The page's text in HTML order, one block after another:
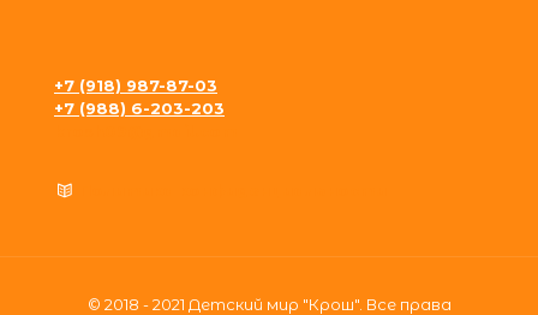
+7 (918) 987-87-03
+7 (988) 6-203-203
© 2018 - 2021 Детский мир "Крош". Все права